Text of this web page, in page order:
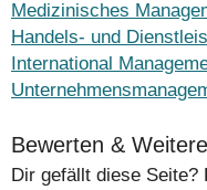
Medizinisches
Handels- und
International
Bewerten &
Dir gefällt diese Seite?